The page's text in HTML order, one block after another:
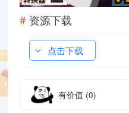
资源下载
点击下载
有价值 (0)